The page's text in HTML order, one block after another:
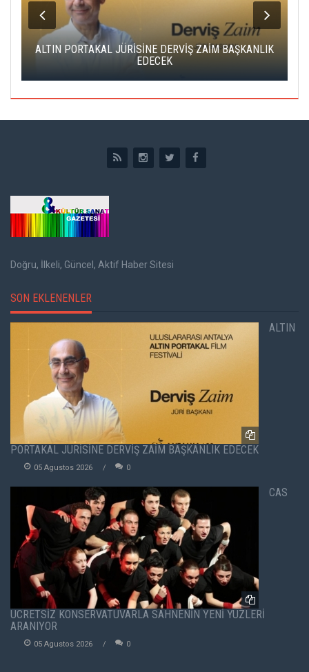
ALTIN PORTAKAL JÜRİSİNE DERVİŞ ZAİM BAŞKANLIK
EDECEK
Doğru, İlkeli, Güncel, Aktif Haber Sitesi
SON EKLENENLER
ALTIN
PORTAKAL JÜRİSİNE DERVİŞ ZAİM BAŞKANLIK EDECEK
05 Agustos 2026 0
CAS
ÜCRETSİZ KONSERVATUVARLA SAHNENİN YENİ YÜZLERİ
ARANIYOR
05 Agustos 2026 0